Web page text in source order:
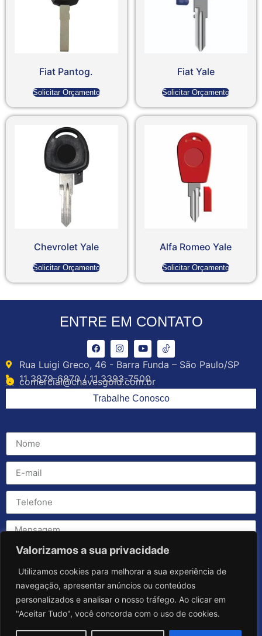
Valorizamos a sua privacidade
Utilizamos cookies para melhorar a sua experiência de
navegação, apresentar anúncios ou conteúdos
personalizados e analisar o nosso tráfego. Ao clicar em
"Aceitar Tudo", você concorda com o uso de cookies.
Fiat Pantog.
Solicitar Orçamento
Fiat Yale
Solicitar Orçamento
Chevrolet Yale
Solicitar Orçamento
Alfa Romeo Yale
Solicitar Orçamento
ENTRE EM CONTATO
Rua Luigi Greco, 46 - Barra Funda – São Paulo/SP
11 3879-6870 / 11 3393-7500
comercial@chavesgold.com.br
Trabalhe Conosco